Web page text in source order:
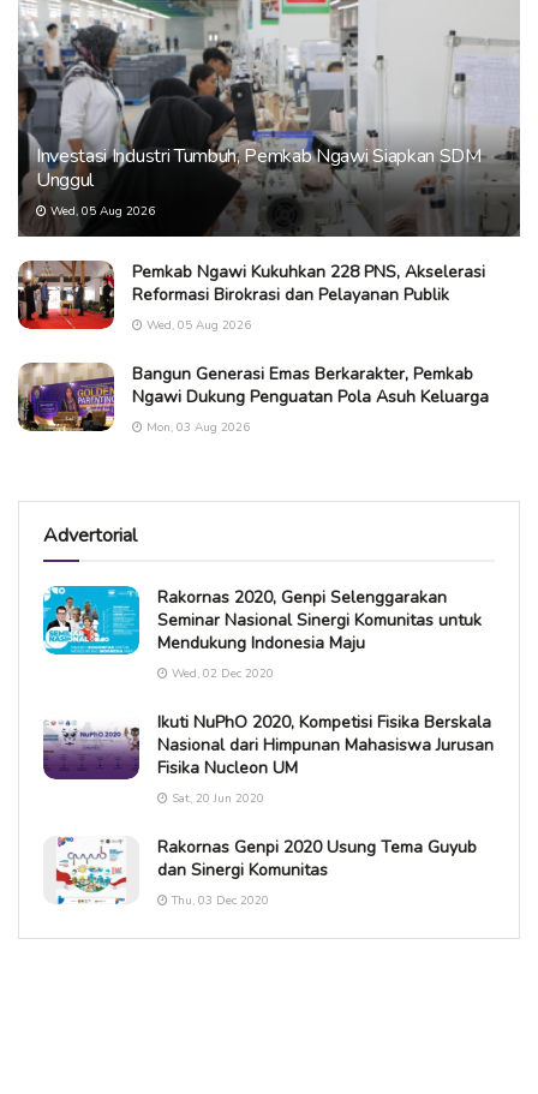
Investasi Industri Tumbuh, Pemkab Ngawi Siapkan SDM
Unggul
Wed, 05 Aug 2026
Pemkab Ngawi Kukuhkan 228 PNS, Akselerasi
Reformasi Birokrasi dan Pelayanan Publik
Wed, 05 Aug 2026
Bangun Generasi Emas Berkarakter, Pemkab
Ngawi Dukung Penguatan Pola Asuh Keluarga
Mon, 03 Aug 2026
Advertorial
Rakornas 2020, Genpi Selenggarakan
Seminar Nasional Sinergi Komunitas untuk
Mendukung Indonesia Maju
Wed, 02 Dec 2020
Ikuti NuPhO 2020, Kompetisi Fisika Berskala
Nasional dari Himpunan Mahasiswa Jurusan
Fisika Nucleon UM
Sat, 20 Jun 2020
Rakornas Genpi 2020 Usung Tema Guyub
dan Sinergi Komunitas
Thu, 03 Dec 2020